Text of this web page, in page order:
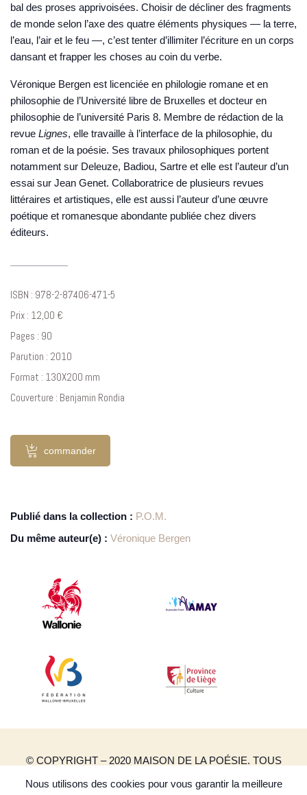
bal des proses apprivoisées. Choisir de décliner des fragments
de monde selon l’axe des quatre éléments physiques — la terre,
l’eau, l’air et le feu —, c’est tenter d’illimiter l’écriture en un corps
dansant et frapper les choses au coin du verbe.
Véronique Bergen est licenciée en philologie romane et en
philosophie de l’Université libre de Bruxelles et docteur en
philosophie de l’université Paris 8. Membre de rédaction de la
revue Lignes, elle travaille à l’interface de la philosophie, du
roman et de la poésie. Ses travaux philosophiques portent
notamment sur Deleuze, Badiou, Sartre et elle est l’auteur d’un
essai sur Jean Genet. Collaboratrice de plusieurs revues
littéraires et artistiques, elle est aussi l’auteur d’une œuvre
poétique et romanesque abondante publiée chez divers
éditeurs.
ISBN : 978-2-87406-471-5
Prix : 12,00 €
Pages : 90
Parution : 2010
Format : 130X200 mm
Couverture : Benjamin Rondia
commander
Publié dans la collection : P.O.M.
Du même auteur(e) : Véronique Bergen
© COPYRIGHT – 2020 MAISON DE LA POÉSIE. TOUS
Nous utilisons des cookies pour vous garantir la meilleure